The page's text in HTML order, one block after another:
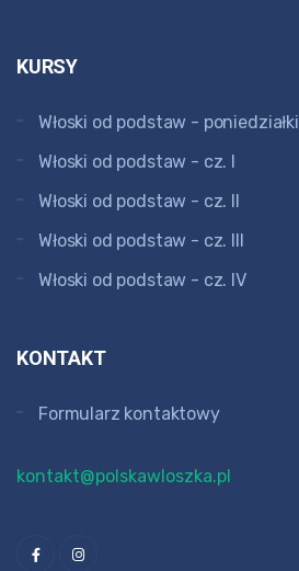
KURSY
Włoski od podstaw - poniedziałki
Włoski od podstaw - cz. I
Włoski od podstaw - cz. II
Włoski od podstaw - cz. III
Włoski od podstaw - cz. IV
KONTAKT
Formularz kontaktowy
kontakt@polskawloszka.pl